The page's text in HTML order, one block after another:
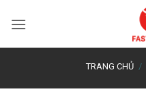
qua
TRANG CHỦ /